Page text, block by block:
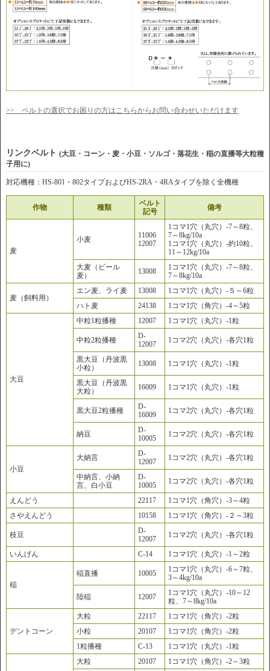
>> ベルトの選択でお困りの方はこちらからお問い合わせいただけます
リンクベルト (大豆・コーン・麦・小豆・ソルゴ・落花生・稲の直播等大粒種
子用に)
対応機種：HS-801・802タイプおよびHS-2RA・4RAタイプを除く全機種
作物 種類
ベルト
記号
備考
麦
小麦
11006
12007
1コマ1穴（丸穴）-7～8粒、
7～8kg/10a
1コマ1穴（丸穴）-約10粒、
11～12kg/10a
大麦（ビール
麦）
13008
1コマ1穴（丸穴）-7～8粒、
7～8kg/10a
麦（飼料用）
エン麦、ライ麦 13008
1コマ1穴（丸穴）-５～6粒
ハト麦
24138 1コマ1穴（角穴）-4～5粒
大豆
中粒1粒播種 12007 1コマ1穴（丸穴）-1粒
中粒2粒播種
D-
12007
1コマ2穴（丸穴）-各穴1粒
黒大豆（丹波黒
小粒）
13008 1コマ1穴（丸穴）-1粒
黒大豆（丹波黒
大粒）
16009 1コマ1穴（丸穴）-1粒
黒大豆2粒播種
D-
16009
1コマ2穴（丸穴）-各穴1粒
納豆
D-
10005
1コマ2穴（丸穴）-各穴1粒
小豆
大納言
D-
12007
1コマ2穴（丸穴）-各穴1粒
中納言、小納
言、白小豆
D-
10005
1コマ2穴（丸穴）-各穴1粒
えんどう 22117
1コマ1穴（角穴）-3～4粒
さやえんどう
10158 1コマ1穴（角穴）-２～3粒
枝豆
D-
12007
1コマ2穴（丸穴）-各穴1粒
いんげん C-14 1コマ1穴（丸穴）-1～2粒
稲
稲直播 10005
1コマ1穴（丸穴）-6～7粒、
3～4kg/10a
陸稲 12007
1コマ1穴（丸穴）-10～12
粒、7～8kg/10a
デントコーン
大粒 22117
1コマ1穴（角穴）-2粒
小粒
20107
1コマ1穴（角穴）-2粒
1粒播種
C-13
1コマ1穴（丸穴）-1粒
大粒
20107 1コマ1穴（角穴）-2～3粒